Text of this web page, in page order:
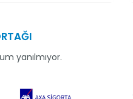
yanılmıyor.